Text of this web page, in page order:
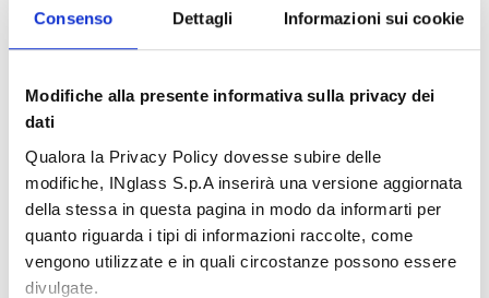
Consenso Dettagli Informazioni sui cookie
Modifiche alla presente informativa sulla privacy dei
dati
Qualora la Privacy Policy dovesse subire delle
modifiche, INglass S.p.A inserirà una versione aggiornata
della stessa in questa pagina in modo da informarti per
quanto riguarda i tipi di informazioni raccolte, come
vengono utilizzate e in quali circostanze possono essere
divulgate.
Galleria